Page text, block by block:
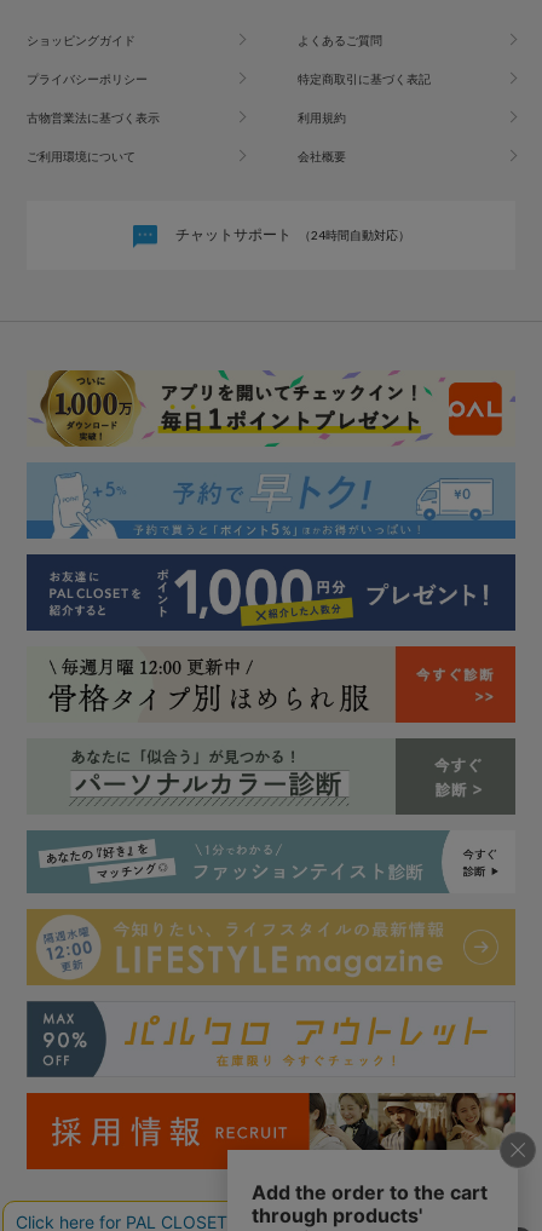
ショッピングガイド よくあるご質問
プライバシーポリシー 特定商取引に基づく表記
古物営業法に基づく表示 利用規約
ご利用環境について 会社概要
チャットサポート （24時間自動対応）